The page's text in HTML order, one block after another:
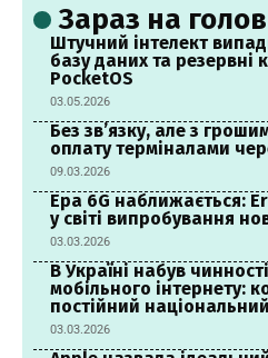
Зараз на
Штучний інтелект
базу даних та резервні
PocketOS
03.05.2026
Без зв’язку, але з
оплату терміналами
09.03.2026
Ера 6G наближається:
у світі випробування
03.03.2026
В Україні набув
мобільного інтернету:
постійний
03.03.2026